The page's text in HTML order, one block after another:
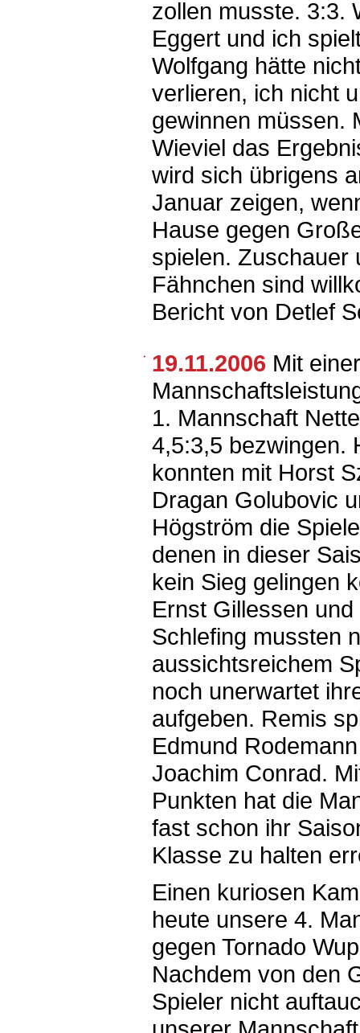
zollen musste. 3:3.
Eggert und ich
Wolfgang hätte
verlieren, ich nicht
gewinnen müssen.
Wieviel das
wird sich übrigens
Januar zeigen,
Hause gegen
spielen. Zuschauer
Fähnchen sind
Bericht von Detlef
19.11.2006 Mit
1. Mannschaft
4,5:3,5 bezwingen.
konnten mit Horst
Dragan Golubovic
Högström die
denen in dieser
kein Sieg gelingen
Ernst Gillessen
Schlefing mussten
aussichtsreichem
noch unerwartet
aufgeben. Remis
Edmund
Joachim Conrad.
Punkten hat die
fast schon ihr
Klasse zu halten
Einen kuriosen
heute unsere 4.
gegen Tornado
Nachdem von den
Spieler nicht